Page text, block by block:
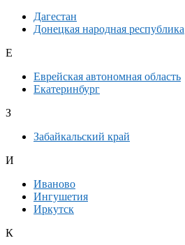
Дагестан
Донецкая народная республика
Е
Еврейская автономная область
Екатеринбург
З
Забайкальский край
И
Иваново
Ингушетия
Иркутск
К